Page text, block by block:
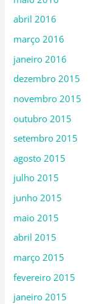
abril 2016
março 2016
janeiro 2016
dezembro 2015
novembro 2015
outubro 2015
setembro 2015
agosto 2015
julho 2015
junho 2015
maio 2015
abril 2015
março 2015
fevereiro 2015
janeiro 2015